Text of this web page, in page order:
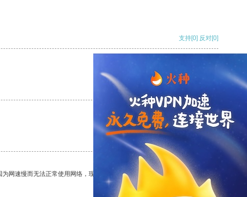
支持[0] 反对[0]
反对
网速慢而无法正常使用网络，现在有了这个app，我再也不用担心了。
反对[0]